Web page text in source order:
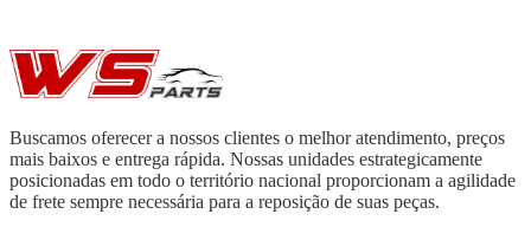
Buscamos oferecer a nossos clientes o melhor atendimento, preços
mais baixos e entrega rápida. Nossas unidades estrategicamente
posicionadas em todo o território nacional proporcionam a agilidade
de frete sempre necessária para a reposição de suas peças.